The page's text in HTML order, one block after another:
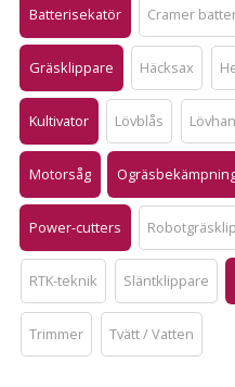
Batterisekatör Cramer
Gräsklippare Häcksax
Kultivator Lövblås
Motorsåg
Power-cutters
RTK-teknik Släntklippare
Trimmer Tvätt / Vatten